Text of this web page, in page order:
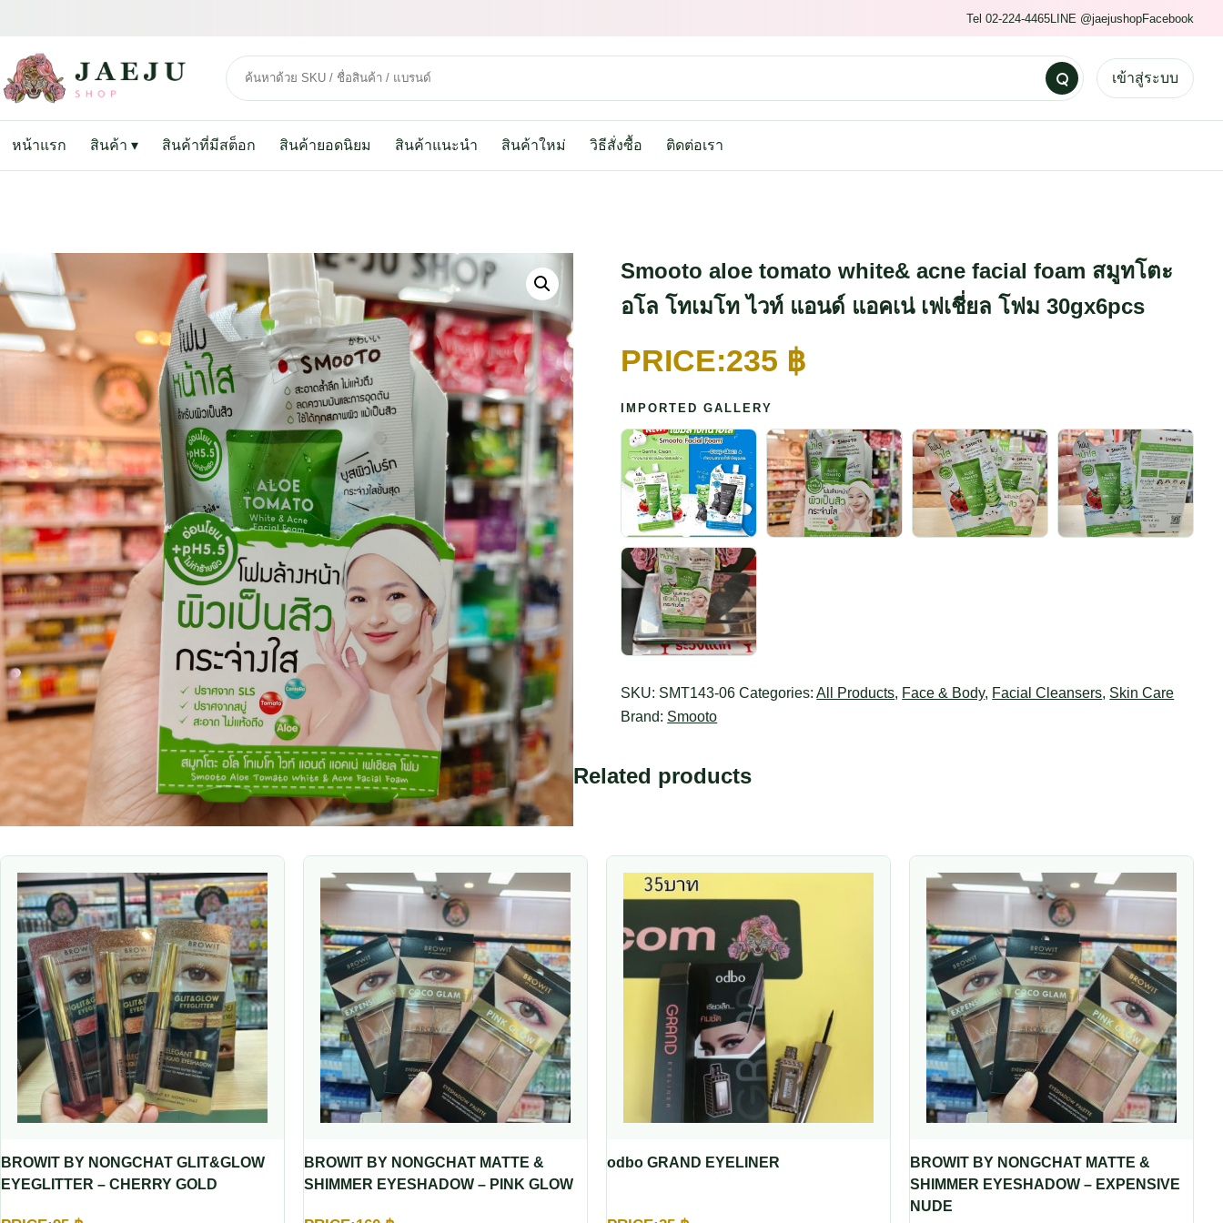
Tel 02-224-4465LINE @jaejushopFacebook
เข้าสู่ระบบ
หน้าแรก สินค้า ▾ สินค้าที่มีสต็อก สินค้ายอดนิยม สินค้าแนะนำ สินค้าใหม่ วิธีสั่งซื้อ ติดต่อเรา
Smooto aloe tomato white& acne facial foam สมูทโตะ
อโล โทเมโท ไวท์ แอนด์ แอคเน่ เฟเชี่ยล โฟม 30gx6pcs
235 ฿
IMPORTED GALLERY
SKU: SMT143-06 Categories:All Products, Face & Body, Facial Cleansers, Skin Care
Brand: Smooto
Related products
BROWIT BY NONGCHAT GLIT&GLOW
EYEGLITTER – CHERRY GOLD
BROWIT BY NONGCHAT MATTE &
SHIMMER EYESHADOW – PINK GLOW
odbo GRAND EYELINER
BROWIT BY NONGCHAT MATTE &
SHIMMER EYESHADOW – EXPENSIVE
NUDE